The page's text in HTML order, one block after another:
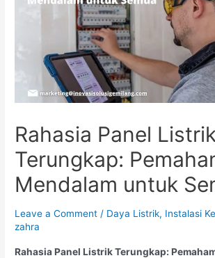
Rahasia Panel Listrik
Terungkap:
Mendalam untuk
Leave a Comment / Daya Listrik, Instalasi
zahra
Rahasia Panel Listrik Terungkap: